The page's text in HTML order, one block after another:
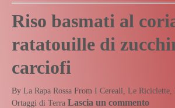
Riso basmati al
ratatouille di
carciofi
By La Rapa Rossa From I Cereali, Le Riciclette,
Ortaggi di Terra Lascia un commento